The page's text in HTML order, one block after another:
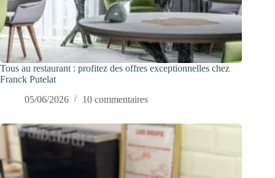
Tous au restaurant : profitez des offres exceptionnelles chez
Franck Putelat
05/06/2026
10 commentaires